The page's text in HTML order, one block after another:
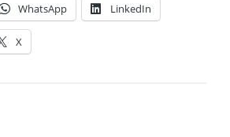
WhatsApp LinkedIn
X